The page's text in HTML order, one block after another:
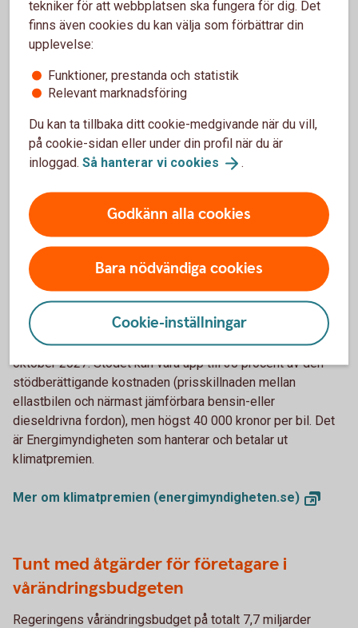
Småföretagens optimism falnar i spåren
av osäkerheten
Efter att ha backat tre år i rad har konjunkturindikatorn
Småföretagsbarometern vänt upp. Enligt småföretagarna
positivt – men från låga nivåer. För drygt 30 procent av
småföretagen har lönsamheten försämrats. Tuffast är det
för de minsta, men andelen företag som riskerar konkurs
Läs hela Småföretagsbarometern
Klimatpremien för lätta ellastbilar
förlängs
Stödet för lätta ellastbilar (max 3,5 ton) förlängs till den 30
oktober 2027. Stödet kan vara upp till 30 procent av den
stödberättigande kostnaden (prisskillnaden mellan
ellastbilen och närmast jämförbara bensin-eller
dieseldrivna fordon), men högst 40 000 kronor per bil. Det
är Energimyndigheten som hanterar och betalar ut
klimatpremien.
Mer om klimatpremien (energimyndigheten.se)
Tunt med åtgärder för företagare i
vårändringsbudgeten
Regeringens vårändringsbudget på totalt 7,7 miljarder
tekniker för att webbplatsen ska fungera för dig. Det
finns även cookies du kan välja som förbättrar din
upplevelse:
Funktioner, prestanda och statistik
Relevant marknadsföring
Du kan ta tillbaka ditt cookie-medgivande när du vill,
på cookie-sidan eller under din profil när du är
inloggad. Så hanterar vi cookies .
Godkänn alla cookies
Bara nödvändiga cookies
Cookie-inställningar